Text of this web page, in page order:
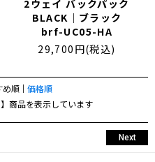
2ウェイ バックパック
BLACK｜ブラック
brf-UC05-HA
29,700円(税込)
め順 価格順
Next
商品を表示しています